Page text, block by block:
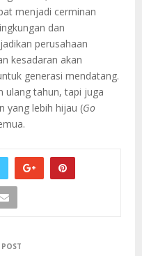
menjadi cerminan
dan
perusahaan
kesadaran akan
generasi mendatang.
ulang tahun, tapi juga
yang lebih hijau (Go